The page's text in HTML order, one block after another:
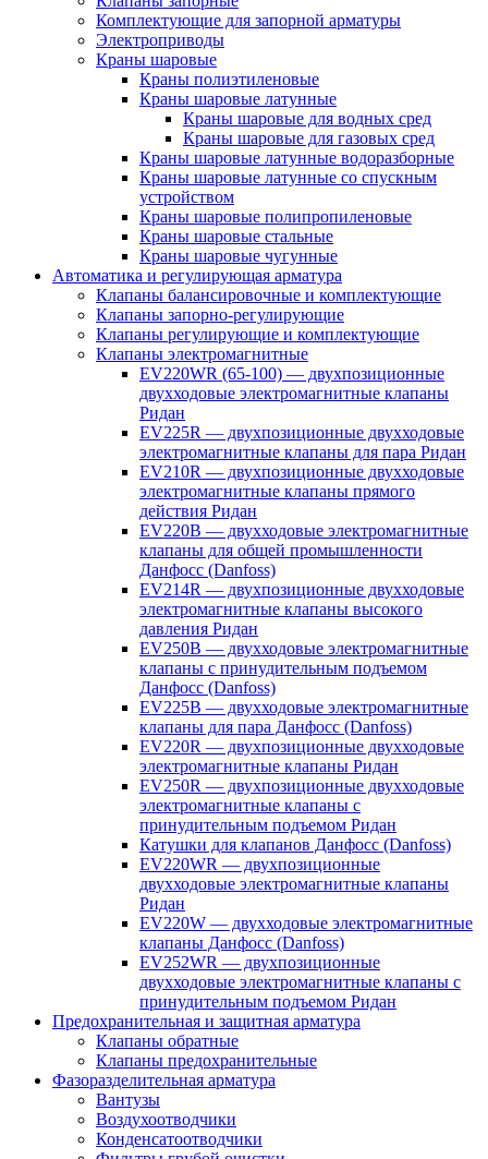
Комплектующие для запорной арматуры
Электроприводы
Краны шаровые
Краны полиэтиленовые
Краны шаровые латунные
Краны шаровые для водных сред
Краны шаровые для газовых сред
Краны шаровые латунные водоразборные
Краны шаровые латунные со спускным
устройством
Краны шаровые полипропиленовые
Краны шаровые стальные
Краны шаровые чугунные
Автоматика и регулирующая арматура
Клапаны балансировочные и комплектующие
Клапаны запорно-регулирующие
Клапаны регулирующие и комплектующие
Клапаны электромагнитные
EV220WR (65-100) — двухпозиционные
двухходовые электромагнитные клапаны
Ридан
EV225R — двухпозиционные двухходовые
электромагнитные клапаны для пара Ридан
EV210R — двухпозиционные двухходовые
электромагнитные клапаны прямого
действия Ридан
EV220B — двухходовые электромагнитные
клапаны для общей промышленности
Данфосс (Danfoss)
EV214R — двухпозиционные двухходовые
электромагнитные клапаны высокого
давления Ридан
EV250B — двухходовые электромагнитные
клапаны с принудительным подъемом
Данфосс (Danfoss)
EV225B — двухходовые электромагнитные
клапаны для пара Данфосс (Danfoss)
EV220R — двухпозиционные двухходовые
электромагнитные клапаны Ридан
EV250R — двухпозиционные двухходовые
электромагнитные клапаны с
принудительным подъемом Ридан
Катушки для клапанов Данфосс (Danfoss)
EV220WR — двухпозиционные
двухходовые электромагнитные клапаны
Ридан
EV220W — двухходовые электромагнитные
клапаны Данфосс (Danfoss)
EV252WR — двухпозиционные
двухходовые электромагнитные клапаны с
принудительным подъемом Ридан
Предохранительная и защитная арматура
Клапаны обратные
Клапаны предохранительные
Фазоразделительная арматура
Вантузы
Воздухоотводчики
Конденсатоотводчики